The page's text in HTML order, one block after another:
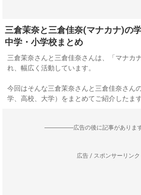
三倉茉奈と三倉佳奈(マナカナ)の
中学・小学校まとめ
三倉茉奈さんと三倉佳奈さんは、「マナカ
れ、幅広く活動しています。
今回はそんな三倉茉奈さんと三倉佳奈さん
学、高校、大学）をまとめてご紹介したます
--------------------広告の後に記事があります
広告 / スポンサーリンク